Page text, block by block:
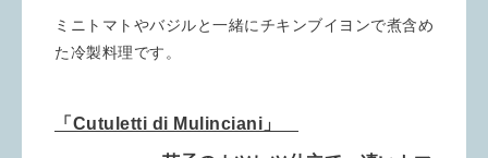
ミニトマトやバジルと一緒にチキンブイヨンで煮含め
た冷製料理です。
「Cutuletti di Mulinciani」